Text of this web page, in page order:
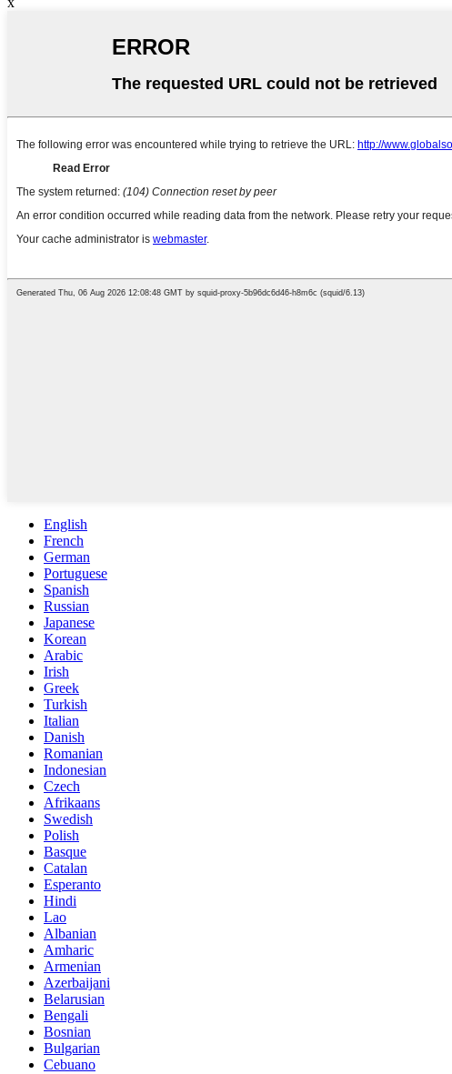
English
French
German
Portuguese
Spanish
Russian
Japanese
Korean
Arabic
Irish
Greek
Turkish
Italian
Danish
Romanian
Indonesian
Czech
Afrikaans
Swedish
Polish
Basque
Catalan
Esperanto
Hindi
Lao
Albanian
Amharic
Armenian
Azerbaijani
Belarusian
Bengali
Bosnian
Bulgarian
Cebuano